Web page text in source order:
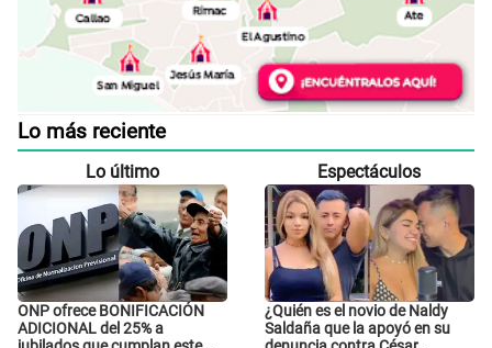
Lo más reciente
Lo último
ONP ofrece BONIFICACIÓN
ADICIONAL del 25% a
Espectáculos
¿Quién es el novio de Naldy
Saldaña que la apoyó en su